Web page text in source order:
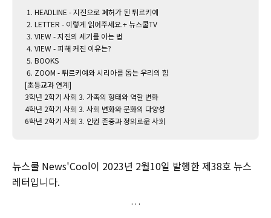
HEADLINE - 지진으로 폐허가 된 튀르키예
LETTER - 이렇게 읽어주세요.+ 뉴스쿨TV
VIEW - 지진의 세기를 아는 법
VIEW - 피해 커진 이유는?
BOOKS
ZOOM - 튀르키예와 시리아를 돕는 우리의 힘
[초등교과 연계]
3학년 2학기 사회 3. 가족의 형태와 역할 변화
4학년 2학기 사회 3. 사회 변화와 문화의 다양성
6학년 2학기 사회 3. 인권 존중과 정의로운 사회
뉴스쿨 News'Cool이 2023년 2월10일 발행한 제38호 뉴스
레터입니다.